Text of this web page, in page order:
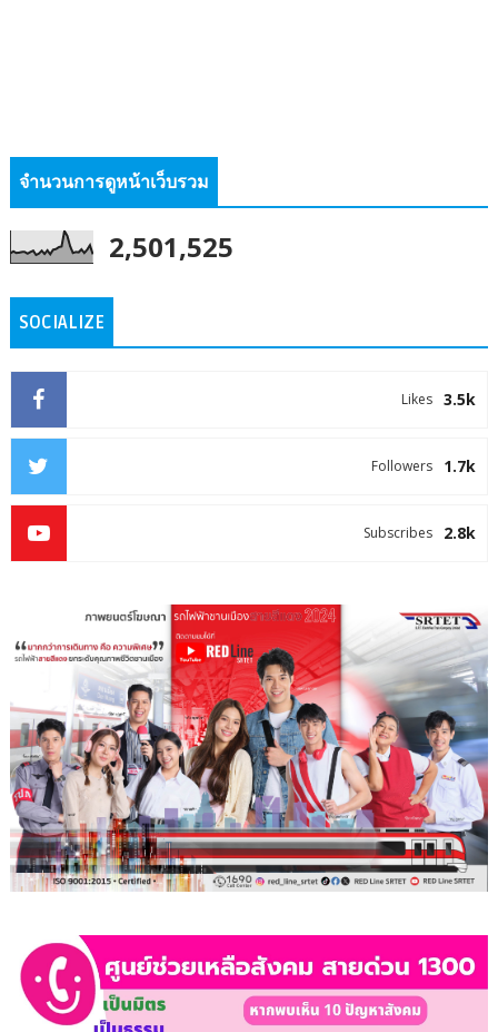
จำนวนการดูหน้าเว็บรวม
2,501,525
SOCIALIZE
3.5k
Likes
1.7k
Followers
2.8k
Subscribes